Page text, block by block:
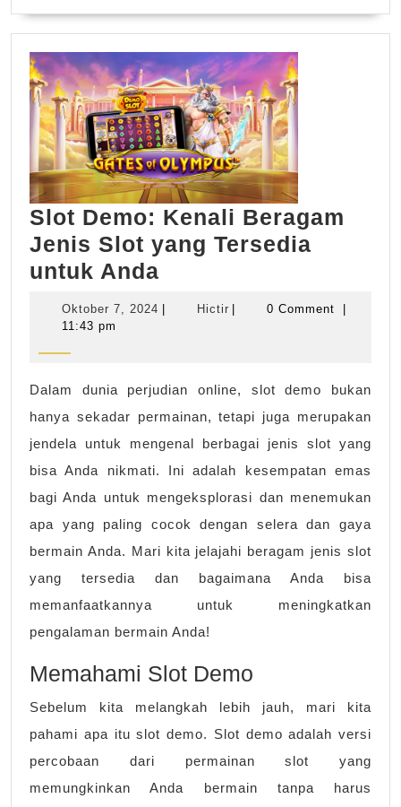
Slot Demo: Kenali Beragam
Jenis Slot yang Tersedia
untuk Anda
Kenali
yang
Tersedia
Anda
Oktober 7, 2024 Oktober
| HictirHictir
| 0 Comment
|
11:43 pm
Dalam dunia perjudian online, slot demo bukan
hanya sekadar permainan, tetapi juga merupakan
jendela untuk mengenal berbagai jenis slot yang
bisa Anda nikmati. Ini adalah kesempatan emas
bagi Anda untuk mengeksplorasi dan menemukan
apa yang paling cocok dengan selera dan gaya
bermain Anda. Mari kita jelajahi beragam jenis slot
yang tersedia dan bagaimana Anda bisa
memanfaatkannya untuk meningkatkan
pengalaman bermain Anda!
Memahami Slot Demo
Sebelum kita melangkah lebih jauh, mari kita
pahami apa itu slot demo. Slot demo adalah versi
percobaan dari permainan slot yang
memungkinkan Anda bermain tanpa harus